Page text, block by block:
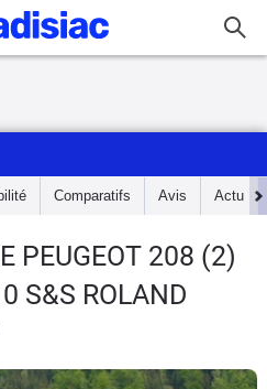
Comparatifs Avis Actu
PEUGEOT 208 (2)
S&S ROLAND